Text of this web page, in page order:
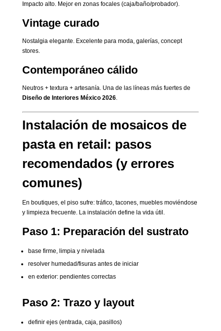
Impacto alto. Mejor en zonas focales (caja/baño/probador).
Vintage curado
Nostalgia elegante. Excelente para moda, galerías, concept
stores.
Contemporáneo cálido
Neutros + textura + artesanía. Una de las líneas más fuertes de
Diseño de Interiores México 2026.
Instalación de mosaicos de
pasta en retail: pasos
recomendados (y errores
comunes)
En boutiques, el piso sufre: tráfico, tacones, muebles moviéndose
y limpieza frecuente. La instalación define la vida útil.
Paso 1: Preparación del sustrato
base firme, limpia y nivelada
resolver humedad/fisuras antes de iniciar
en exterior: pendientes correctas
Paso 2: Trazo y layout
definir ejes (entrada, caja, pasillos)